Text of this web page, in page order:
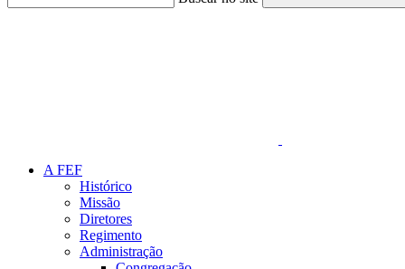
A FEF
Histórico
Missão
Diretores
Regimento
Administração